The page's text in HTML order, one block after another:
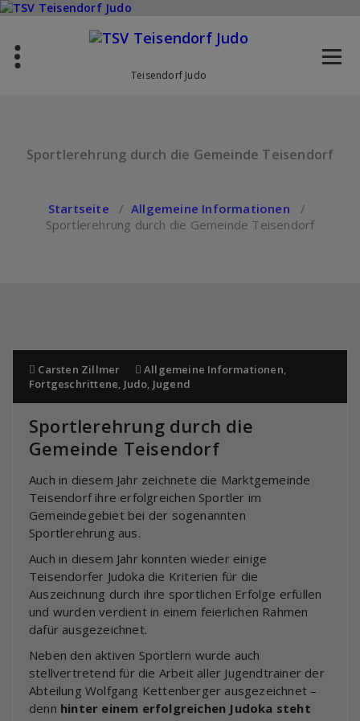
Zum
Teisendorf Judo
Sportlerehrung durch die Gemeinde Teisendorf
Startseite /Allgemeine Informationen /
Sportlerehrung durch die Gemeinde Teisendorf
Carsten Zillmer Allgemeine Informationen,
Fortgeschrittene, Judo, Jugend
Sportlerehrung durch die
Gemeinde Teisendorf
Auch in diesem Jahr zeichnete die Marktgemeinde
Teisendorf ihre erfolgreichen Sportler im
Gemeindegebiet bei der sogenannten
Sportlerehrung aus.
Auch in diesem Jahr konnten wieder einige
Teisendorfer Judoka die Kriterien für die
Auszeichnung durch ihre sportlichen Erfolge erfüllen
und wurden verdient in einem feierlichen Rahmen
dafür ausgezeichnet.
Neben den aktiven Sportlern wurde auch
stellvertretend für die Arbeit aller Jugendtrainer der
Abteilung Wolfgang Kettenberger ausgezeichnet –
denn hinter einem erfolgreichen Judoka steht